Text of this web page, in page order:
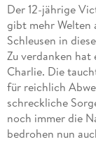
Der 12-jährige
gibt mehr Welten
Schleusen in
Zu verdanken hat
Charlie. Die
für reichlich
schreckliche
noch immer die
bedrohen nun